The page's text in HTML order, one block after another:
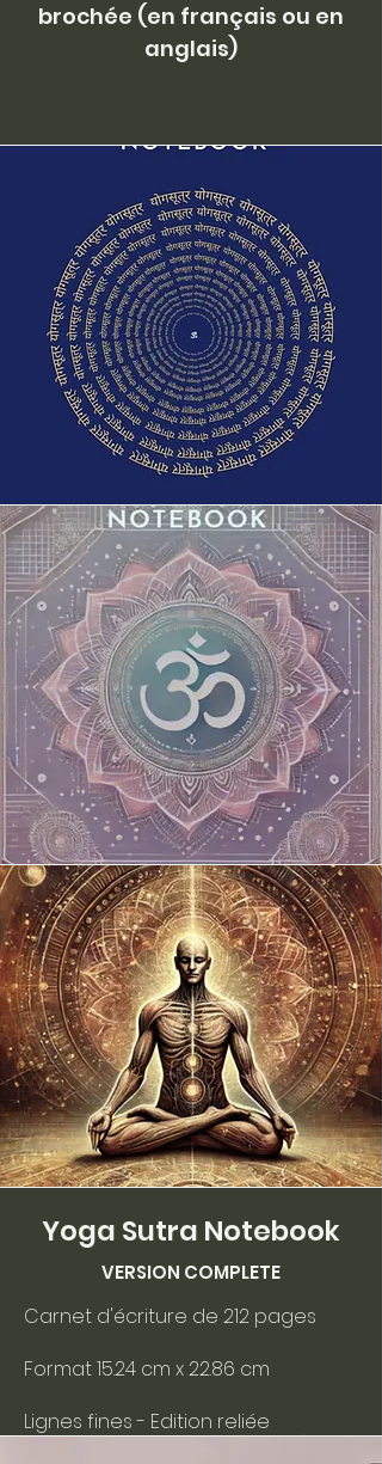
brochée (en français ou en
anglais)
Yoga Sutra Notebook
VERSION COMPLETE
Carnet d'écriture de 212 pages
Format 15.24 cm x 22.86 cm
Lignes fines - Edition reliée